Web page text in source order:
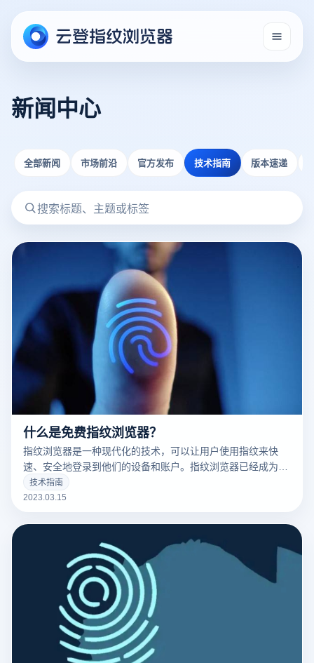
新闻中心
全部新闻 市场前沿 官方发布 技术指南 版本速递
什么是免费指纹浏览器？
指纹浏览器是一种现代化的技术，可以让用户使用指纹来快
速、安全地登录到他们的设备和账户。指纹浏览器已经成为了
现代科技的标志之一，并且越来越多的人开始使用它。
技术指南
2023.03.15